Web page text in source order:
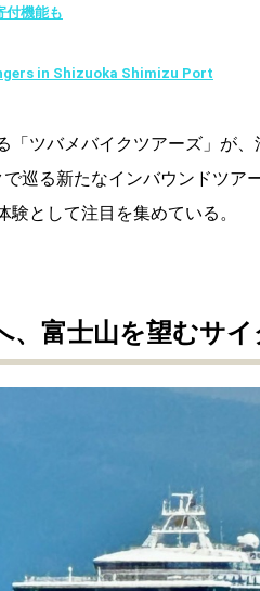
付機能も
in Shizuoka Shimizu Port
ツバメバイクツアーズ」が
巡る新たなインバウンドツア
として注目を集めている。
、富士山を望むサ